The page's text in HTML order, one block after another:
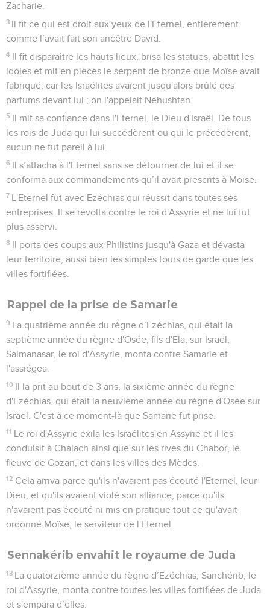
Zacharie.
3 Il fit ce qui est droit aux yeux de l'Eternel, entièrement
comme l’avait fait son ancêtre David.
4 Il fit disparaître les hauts lieux, brisa les statues, abattit les
idoles et mit en pièces le serpent de bronze que Moïse avait
fabriqué, car les Israélites avaient jusqu'alors brûlé des
parfums devant lui ; on l'appelait Nehushtan.
5 Il mit sa confiance dans l'Eternel, le Dieu d'Israël. De tous
les rois de Juda qui lui succédèrent ou qui le précédèrent,
aucun ne fut pareil à lui.
6 Il s’attacha à l'Eternel sans se détourner de lui et il se
conforma aux commandements qu’il avait prescrits à Moïse.
7 L'Eternel fut avec Ezéchias qui réussit dans toutes ses
entreprises. Il se révolta contre le roi d'Assyrie et ne lui fut
plus asservi.
8 Il porta des coups aux Philistins jusqu'à Gaza et dévasta
leur territoire, aussi bien les simples tours de garde que les
villes fortifiées.
Rappel de la prise de Samarie
9 La quatrième année du règne d’Ezéchias, qui était la
septième année du règne d'Osée, fils d'Ela, sur Israël,
Salmanasar, le roi d'Assyrie, monta contre Samarie et
l'assiégea.
10 Il la prit au bout de 3 ans, la sixième année du règne
d'Ezéchias, qui était la neuvième année du règne d'Osée sur
Israël. C'est à ce moment-là que Samarie fut prise.
11 Le roi d'Assyrie exila les Israélites en Assyrie et il les
conduisit à Chalach ainsi que sur les rives du Chabor, le
fleuve de Gozan, et dans les villes des Mèdes.
12 Cela arriva parce qu'ils n'avaient pas écouté l'Eternel, leur
Dieu, et qu'ils avaient violé son alliance, parce qu'ils
n'avaient pas écouté ni mis en pratique tout ce qu'avait
ordonné Moïse, le serviteur de l'Eternel.
Sennakérib envahit le royaume de Juda
13 La quatorzième année du règne d’Ezéchias, Sanchérib, le
roi d'Assyrie, monta contre toutes les villes fortifiées de Juda
et s'empara d’elles.